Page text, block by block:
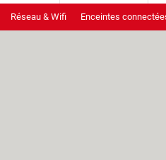
Réseau & Wifi Enceintes